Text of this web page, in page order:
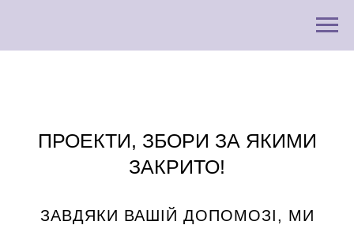
ПРОЕКТИ, ЗБОРИ ЗА ЯКИМИ
ЗАКРИТО!
ЗАВДЯКИ ВАШІЙ ДОПОМОЗІ, МИ